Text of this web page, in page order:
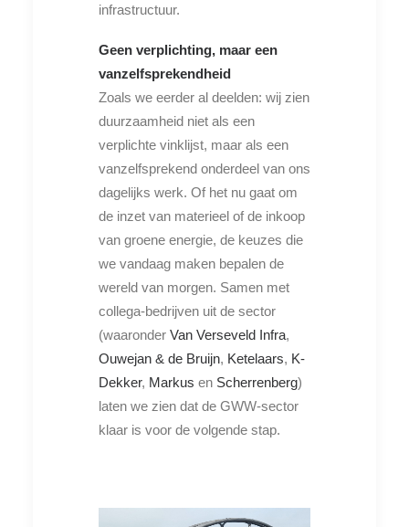
infrastructuur.
Geen verplichting, maar een
vanzelfsprekendheid
Zoals we eerder al deelden: wij zien
duurzaamheid niet als een
verplichte vinklijst, maar als een
vanzelfsprekend onderdeel van ons
dagelijks werk. Of het nu gaat om
de inzet van materieel of de inkoop
van groene energie, de keuzes die
we vandaag maken bepalen de
wereld van morgen. Samen met
collega-bedrijven uit de sector
(waaronder Van Verseveld Infra,
Ouwejan & de Bruijn, Ketelaars, K-
Dekker, Markus en Scherrenberg)
laten we zien dat de GWW-sector
klaar is voor de volgende stap.